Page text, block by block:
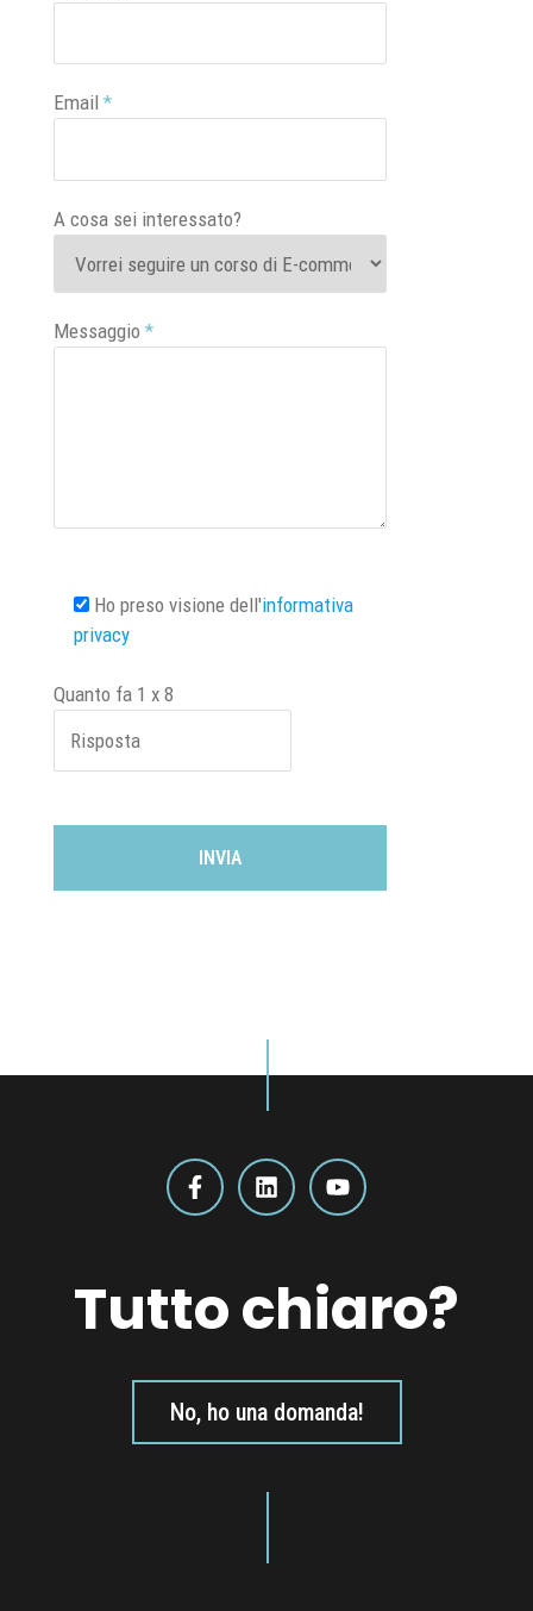
Email *
A cosa sei interessato?
Messaggio *
Ho preso visione dell'informativa
privacy
Quanto fa 1 x 8
Tutto chiaro?
No, ho una domanda!